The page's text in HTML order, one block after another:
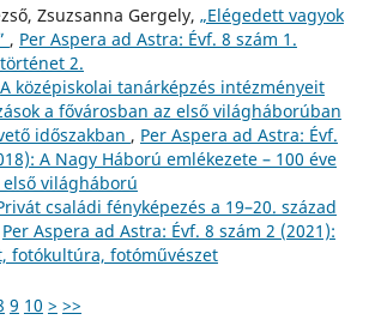
Zsuzsanna Gergely, „Elégedett vagyok
, Per Aspera ad Astra: Évf. 8 szám 1.
2.
A középiskolai tanárképzés intézményeit
a fővárosban az első világháborúban
időszakban , Per Aspera ad Astra: Évf.
A Nagy Háború emlékezete – 100 éve
világháború
családi fényképezés a 19–20. század
Per Aspera ad Astra: Évf. 8 szám 2 (2021):
fotókultúra, fotóművészet
9 10 > >>